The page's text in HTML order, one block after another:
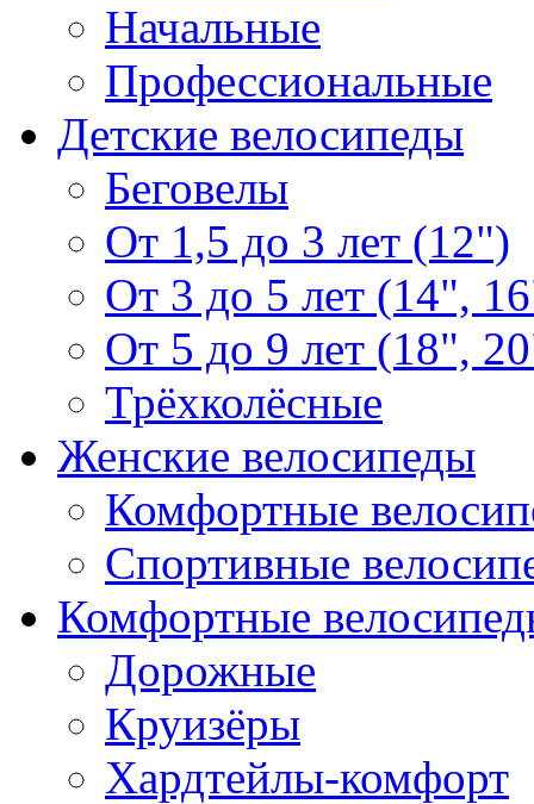
Начальные
Профессиональные
Детские велосипеды
Беговелы
От 1,5 до 3 лет (12")
От 3 до 5 лет (14",
От 5 до 9 лет (18",
Трёхколёсные
Женские велосипеды
Комфортные
Спортивные
Комфортные
Дорожные
Круизёры
Хардтейлы-комфорт